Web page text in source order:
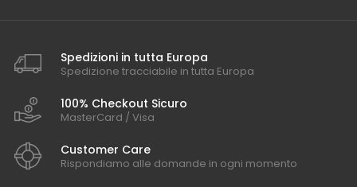
Spedizioni in tutta Europa
Spedizione tracciabile in tutta Europa
100% Checkout Sicuro
MasterCard / Visa
Customer Care
Rispondiamo alle domande in ogni momento